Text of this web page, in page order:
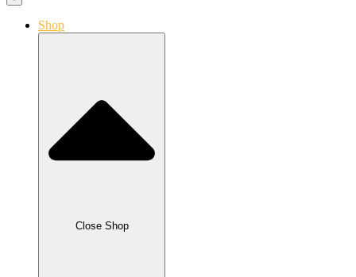
Shop
Close Shop